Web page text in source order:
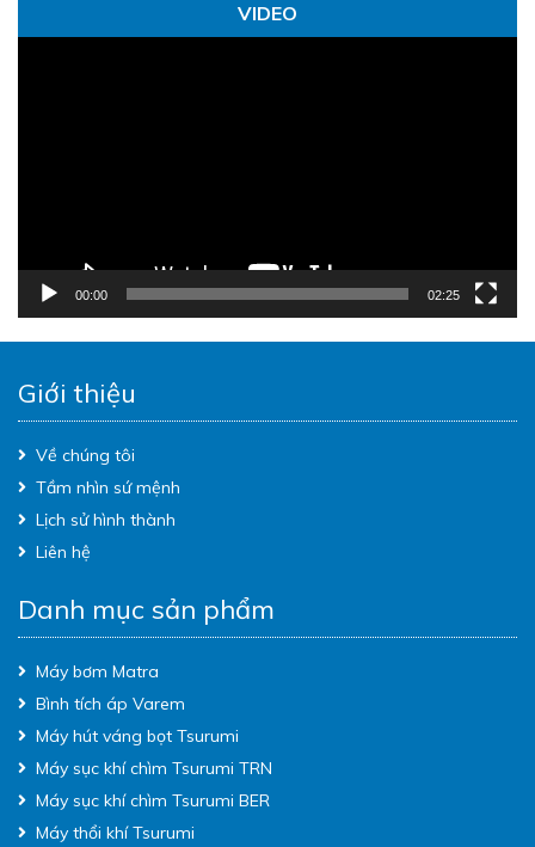
VIDEO
00:00 02:25
Giới thiệu
Về chúng tôi
Tầm nhìn sứ mệnh
Lịch sử hình thành
Liên hệ
Danh mục sản phẩm
Máy bơm Matra
Bình tích áp Varem
Máy hút váng bọt Tsurumi
Máy sục khí chìm Tsurumi TRN
Máy sục khí chìm Tsurumi BER
Máy thổi khí Tsurumi